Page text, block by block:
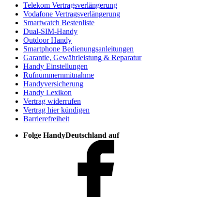
Telekom Vertragsverlängerung
Vodafone Vertragsverlängerung
Smartwatch Bestenliste
Dual-SIM-Handy
Outdoor Handy
Smartphone Bedienungsanleitungen
Garantie, Gewährleistung & Reparatur
Handy Einstellungen
Rufnummernmitnahme
Handyversicherung
Handy Lexikon
Vertrag widerrufen
Vertrag hier kündigen
Barrierefreiheit
Folge HandyDeutschland auf